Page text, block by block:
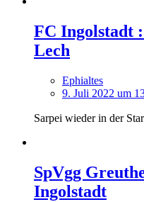
FC Ingolstadt
Lech
Ephialtes
9. Juli 2022 um
Sarpei wieder in der
SpVgg
Ingolstadt